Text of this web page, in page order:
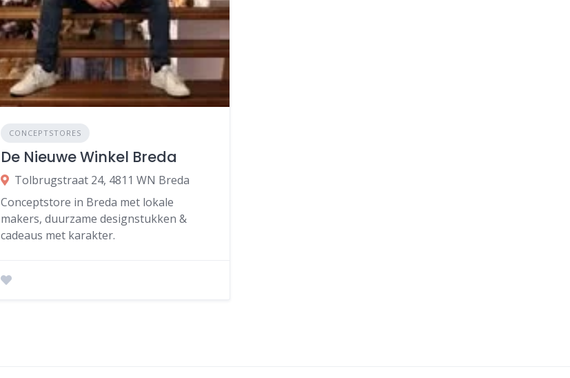
CONCEPTSTORES
De Nieuwe Winkel Breda
Tolbrugstraat 24, 4811 WN Breda
Conceptstore in Breda met lokale
makers, duurzame designstukken &
cadeaus met karakter.